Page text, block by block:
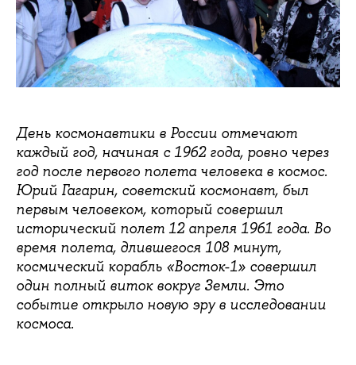
День космонавтики в России отмечают
каждый год, начиная с 1962 года, ровно через
год после первого полета человека в космос.
Юрий Гагарин, советский космонавт, был
первым человеком, который совершил
исторический полет 12 апреля 1961 года. Во
время полета, длившегося 108 минут,
космический корабль «Восток-1» совершил
один полный виток вокруг Земли. Это
событие открыло новую эру в исследовании
космоса.